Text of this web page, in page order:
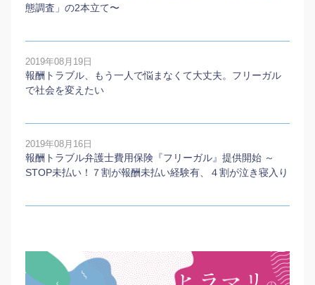
態調査」の2本⽴て〜
2019年08月19日
報酬トラブル、もう一人で悩まなくて大丈夫。フリーガル
で社会を変えたい
2019年08月16日
報酬トラブル弁護士費用保険『フリーガル』提供開始 ～
STOP未払い！７割が報酬未払い経験有、４割が泣き寝入り